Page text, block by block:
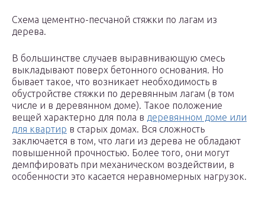
Схема цементно-песчаной стяжки по лагам из
дерева.
В большинстве случаев выравнивающую смесь
выкладывают поверх бетонного основания. Но
бывает такое, что возникает необходимость в
обустройстве стяжки по деревянным лагам (в том
числе и в деревянном доме). Такое положение
вещей характерно для пола в деревянном доме или
для квартир в старых домах. Вся сложность
заключается в том, что лаги из дерева не обладают
повышенной прочностью. Более того, они могут
демпфировать при механическом воздействии, в
особенности это касается неравномерных нагрузок.